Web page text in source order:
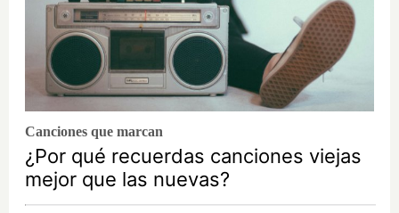
Canciones que marcan
¿Por qué recuerdas canciones viejas
mejor que las nuevas?